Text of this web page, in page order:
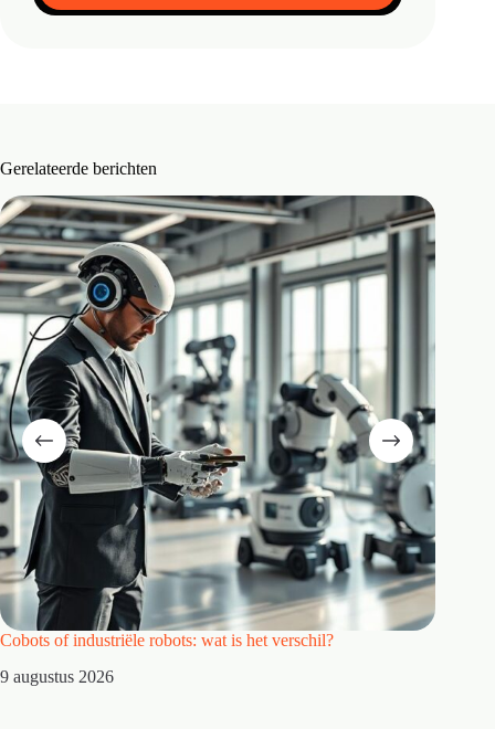
Gerelateerde berichten
Cobots of industriële robots: wat is het verschil?
9 augustus 2026